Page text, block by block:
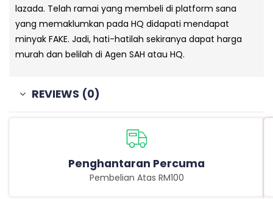
lazada. Telah ramai yang membeli di platform sana
yang memaklumkan pada HQ didapati mendapat
minyak FAKE. Jadi, hati-hatilah sekiranya dapat harga
murah dan belilah di Agen SAH atau HQ.
REVIEWS (0)
Penghantaran Percuma
Pembelian Atas RM100